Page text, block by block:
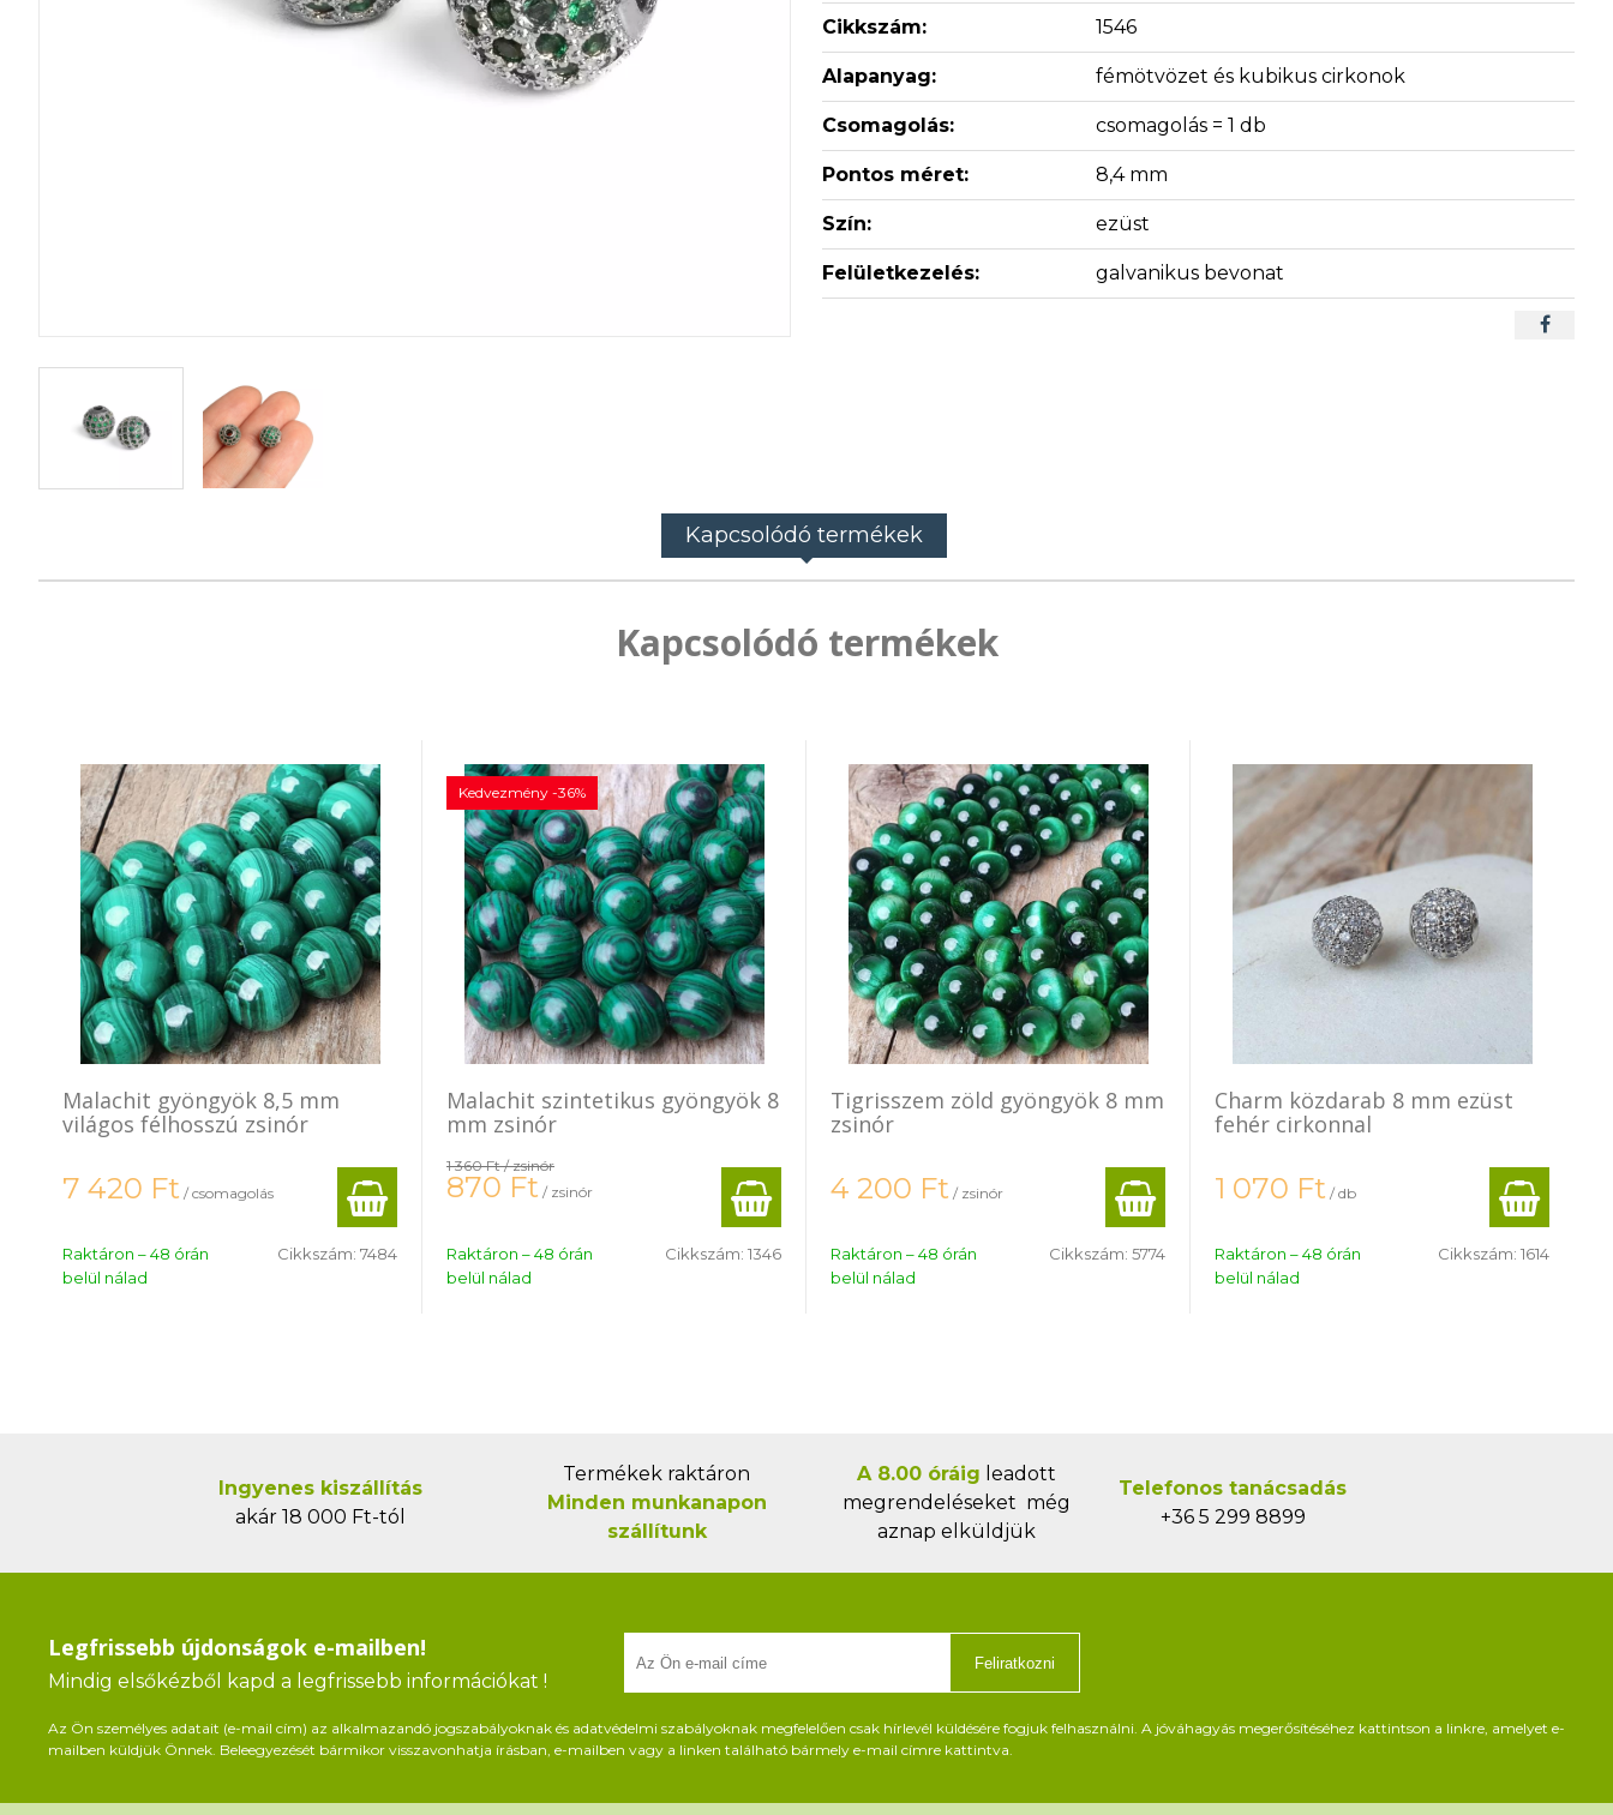
Cikkszám: 1546
Alapanyag: fémötvözet és kubikus cirkonok
Csomagolás: csomagolás = 1 db
Pontos méret: 8,4 mm
Szín: ezüst
Felületkezelés: galvanikus bevonat
Kapcsolódó termékek
Kapcsolódó termékek
Malachit gyöngyök 8,5 mm
világos félhosszú zsinór
7 420 Ft / csomagolás
Raktáron – 48 órán
belül nálad
Cikkszám: 7484
Malachit szintetikus gyöngyök 8
mm zsinór
Kedvezmény -36%
1 360 Ft/ zsinór
870 Ft / zsinór
Raktáron – 48 órán
belül nálad
Cikkszám: 1346
Tigrisszem zöld gyöngyök 8 mm
zsinór
4 200 Ft / zsinór
Raktáron – 48 órán
belül nálad
Cikkszám: 5774
Charm közdarab 8 mm ezüst
fehér cirkonnal
1 070 Ft / db
Raktáron – 48 órán
belül nálad
Cikkszám: 1614
Ingyenes kiszállítás
akár 18 000 Ft-tól
Termékek raktáron
Minden munkanapon
szállítunk
A 8.00 óráig leadott
megrendeléseket még
aznap elküldjük
Telefonos tanácsadás
+36 5 299 8899
Legfrissebb újdonságok e-mailben!
Mindig elsőkézből kapd a legfrissebb információkat !
Feliratkozni
Az Ön személyes adatait (e-mail cím) az alkalmazandó jogszabályoknak és adatvédelmi szabályoknak megfelelően csak hírlevél küldésére fogjuk felhasználni. A jóváhagyás megerősítéséhez kattintson a linkre, amelyet e-
mailben küldjük Önnek. Beleegyezését bármikor visszavonhatja írásban, e-mailben vagy a linken található bármely e-mail címre kattintva.